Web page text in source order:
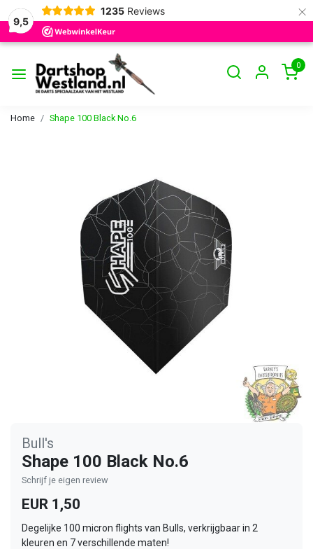
9,5
1235 Reviews ×
0
Home Shape 100 Black No.6
Bull's
Shape 100 Black No.6
Schrijf je eigen review
EUR 1,50
Degelijke 100 micron flights van Bulls, verkrijgbaar in 2
kleuren en 7 verschillende maten!